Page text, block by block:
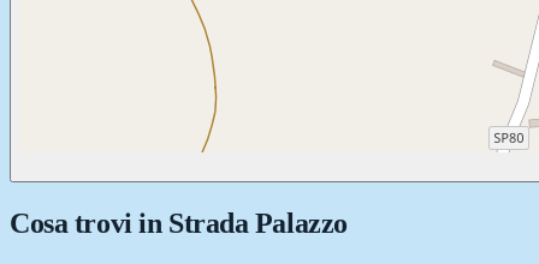
Cosa trovi in Strada Palazzo